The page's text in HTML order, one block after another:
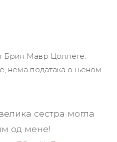
Брин Мавр Цоллеге.
нема података о њеном
сестра могла
од мене!